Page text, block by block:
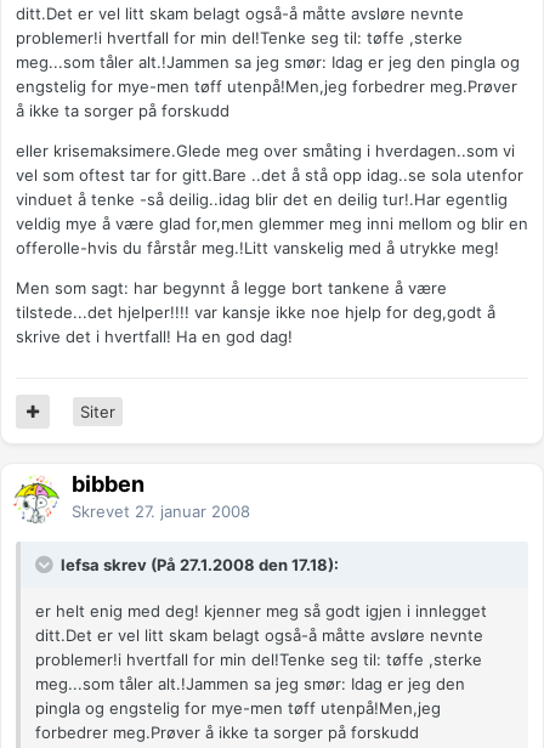
ditt.Det er vel litt skam belagt også-å måtte avsløre nevnte
problemer!i hvertfall for min del!Tenke seg til: tøffe ,sterke
meg...som tåler alt.!Jammen sa jeg smør: Idag er jeg den pingla og
engstelig for mye-men tøff utenpå!Men,jeg forbedrer meg.Prøver
å ikke ta sorger på forskudd
eller krisemaksimere.Glede meg over småting i hverdagen..som vi
vel som oftest tar for gitt.Bare ..det å stå opp idag..se sola utenfor
vinduet å tenke -så deilig..idag blir det en deilig tur!.Har egentlig
veldig mye å være glad for,men glemmer meg inni mellom og blir en
offerolle-hvis du fårstår meg.!Litt vanskelig med å utrykke meg!
Men som sagt: har begynnt å legge bort tankene å være
tilstede...det hjelper!!!! var kansje ikke noe hjelp for deg,godt å
skrive det i hvertfall! Ha en god dag!
Siter
bibben
Skrevet 27. januar 2008
lefsa skrev (På 27.1.2008 den 17.18):
er helt enig med deg! kjenner meg så godt igjen i innlegget
ditt.Det er vel litt skam belagt også-å måtte avsløre nevnte
problemer!i hvertfall for min del!Tenke seg til: tøffe ,sterke
meg...som tåler alt.!Jammen sa jeg smør: Idag er jeg den
pingla og engstelig for mye-men tøff utenpå!Men,jeg
forbedrer meg.Prøver å ikke ta sorger på forskudd